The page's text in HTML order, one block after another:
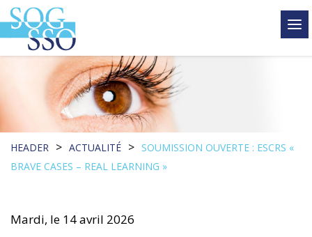
HEADER > ACTUALITÉ > SOUMISSION OUVERTE : ESCRS «
BRAVE CASES – REAL LEARNING »
Mardi, le 14 avril 2026